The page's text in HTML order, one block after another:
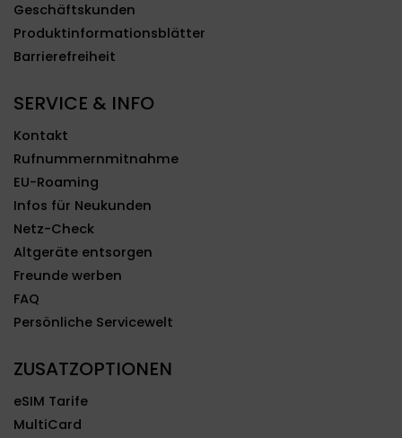
Geschäftskunden
Produktinformationsblätter
Barrierefreiheit
SERVICE & INFO
Kontakt
Rufnummernmitnahme
EU-Roaming
Infos für Neukunden
Netz-Check
Altgeräte entsorgen
Freunde werben
FAQ
Persönliche Servicewelt
ZUSATZOPTIONEN
eSIM Tarife
MultiCard